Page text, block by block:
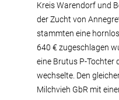
Kreis Warendorf und
der Zucht von
stammten eine
640 € zugeschlagen
eine Brutus P-Tochter
wechselte. Den
Milchvieh GbR mit